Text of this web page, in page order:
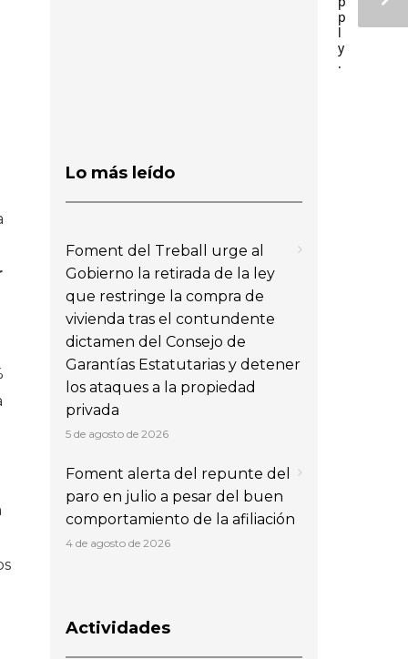
p
l
y
.
Lo más leído
Foment del Treball urge al
Gobierno la retirada de la ley
que restringe la compra de
vivienda tras el contundente
dictamen del Consejo de
Garantías Estatutarias y detener
los ataques a la propiedad
privada
5 de agosto de 2026
Foment alerta del repunte del
paro en julio a pesar del buen
comportamiento de la afiliación
4 de agosto de 2026
Actividades